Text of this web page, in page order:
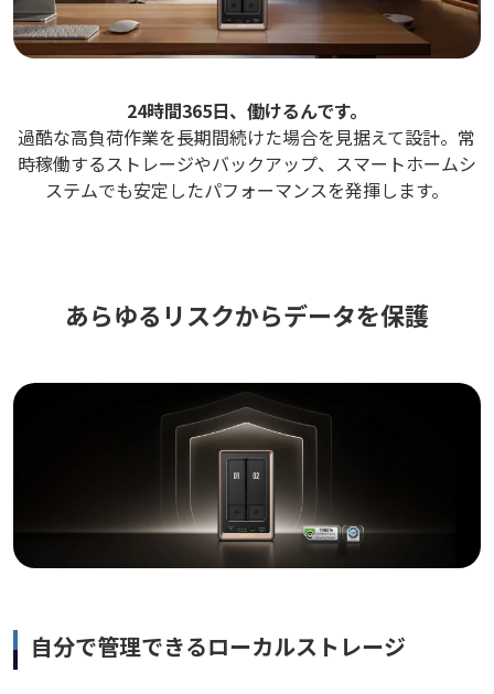
24時間365日、働けるんです。
過酷な高負荷作業を長期間続けた場合を見据えて設計。常
時稼働するストレージやバックアップ、スマートホームシ
ステムでも安定したパフォーマンスを発揮します。
あらゆるリスクからデータを保護
自分で管理できるローカルストレージ